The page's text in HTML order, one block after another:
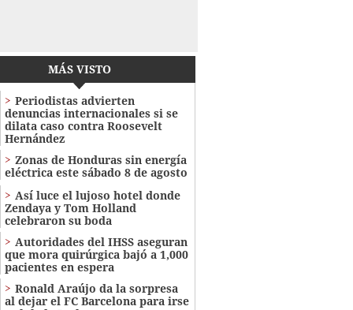
MÁS VISTO
Periodistas advierten
denuncias internacionales si se
dilata caso contra Roosevelt
Hernández
Zonas de Honduras sin energía
eléctrica este sábado 8 de agosto
Así luce el lujoso hotel donde
Zendaya y Tom Holland
celebraron su boda
Autoridades del IHSS aseguran
que mora quirúrgica bajó a 1,000
pacientes en espera
Ronald Araújo da la sorpresa
al dejar el FC Barcelona para irse